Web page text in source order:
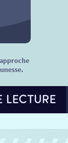
LECTURE